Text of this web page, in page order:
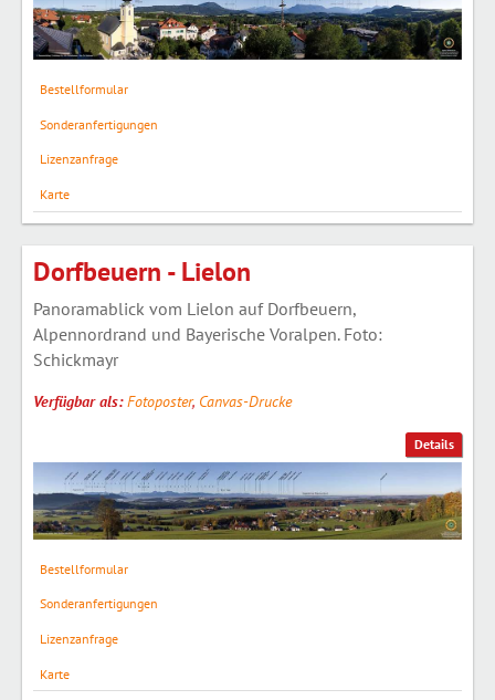
Bestellformular
Sonderanfertigungen
Lizenzanfrage
Karte
Details
Dorfbeuern - Lielon
Panoramablick vom Lielon auf Dorfbeuern,
Alpennordrand und Bayerische Voralpen. Foto:
Schickmayr
Verfügbar als:Fotoposter, Canvas-Drucke
Bestellformular
Sonderanfertigungen
Lizenzanfrage
Karte